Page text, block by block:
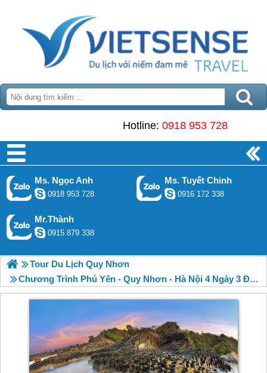
Hotline: 0918 953 728
Ms. Ngọc Anh
0918 953 728
Ms. Tuyết Chinh
0916 172 338
Mr.Thành
0915 879 338
Tour Du Lịch Quy Nhơn
Chương Trình Phú Yên - Quy Nhơn - Hà Nội 4 Ngày 3 Đêm